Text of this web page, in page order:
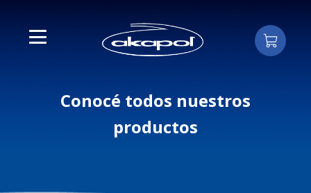
Conocé todos nuestros
productos